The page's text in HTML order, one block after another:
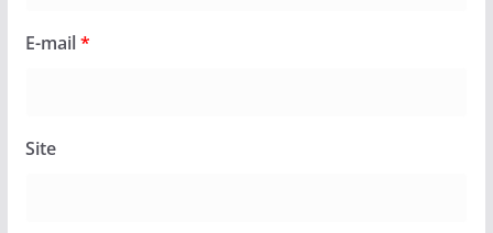
E-mail*
Site